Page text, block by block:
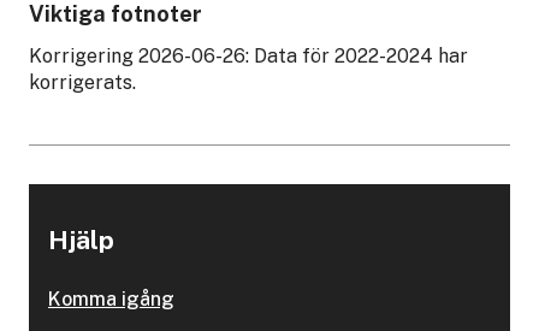
Viktiga fotnoter
Korrigering 2026-06-26: Data för 2022-2024 har
korrigerats.
Hjälp
Komma igång